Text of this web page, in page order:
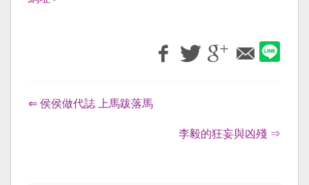
⇐ 侯侯做代誌 上馬跋落馬
李毅的狂妄與凶殘 ⇒